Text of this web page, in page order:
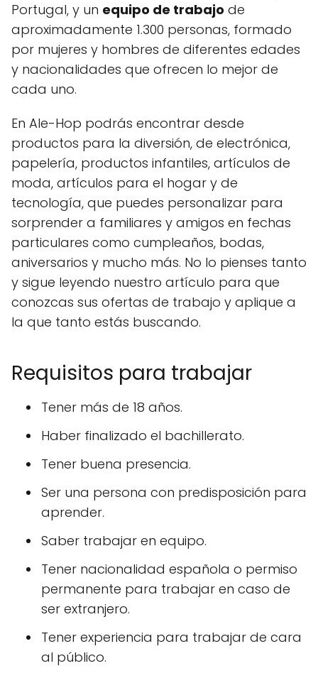
Portugal, y un equipo de trabajo de
aproximadamente 1.300 personas, formado
por mujeres y hombres de diferentes edades
y nacionalidades que ofrecen lo mejor de
cada uno.
En Ale-Hop podrás encontrar desde
productos para la diversión, de electrónica,
papelería, productos infantiles, artículos de
moda, artículos para el hogar y de
tecnología, que puedes personalizar para
sorprender a familiares y amigos en fechas
particulares como cumpleaños, bodas,
aniversarios y mucho más. No lo pienses tanto
y sigue leyendo nuestro artículo para que
conozcas sus ofertas de trabajo y aplique a
la que tanto estás buscando.
Requisitos para trabajar
Tener más de 18 años.
Haber finalizado el bachillerato.
Tener buena presencia.
Ser una persona con predisposición para
aprender.
Saber trabajar en equipo.
Tener nacionalidad española o permiso
permanente para trabajar en caso de
ser extranjero.
Tener experiencia para trabajar de cara
al público.